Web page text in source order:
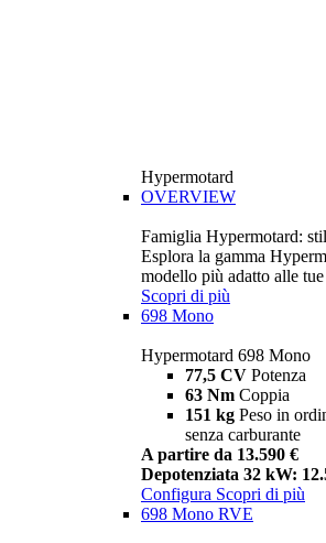
Hypermotard
OVERVIEW
Famiglia Hypermotard:
Esplora la gamma
modello più adatto alle tue
Scopri di più
698 Mono
Hypermotard 698 Mono
77,5 CV Potenza
63 Nm Coppia
151 kg Peso in
senza carburante
A partire da 13.590 €
Depotenziata 32 kW:
Configura Scopri di più
698 Mono RVE